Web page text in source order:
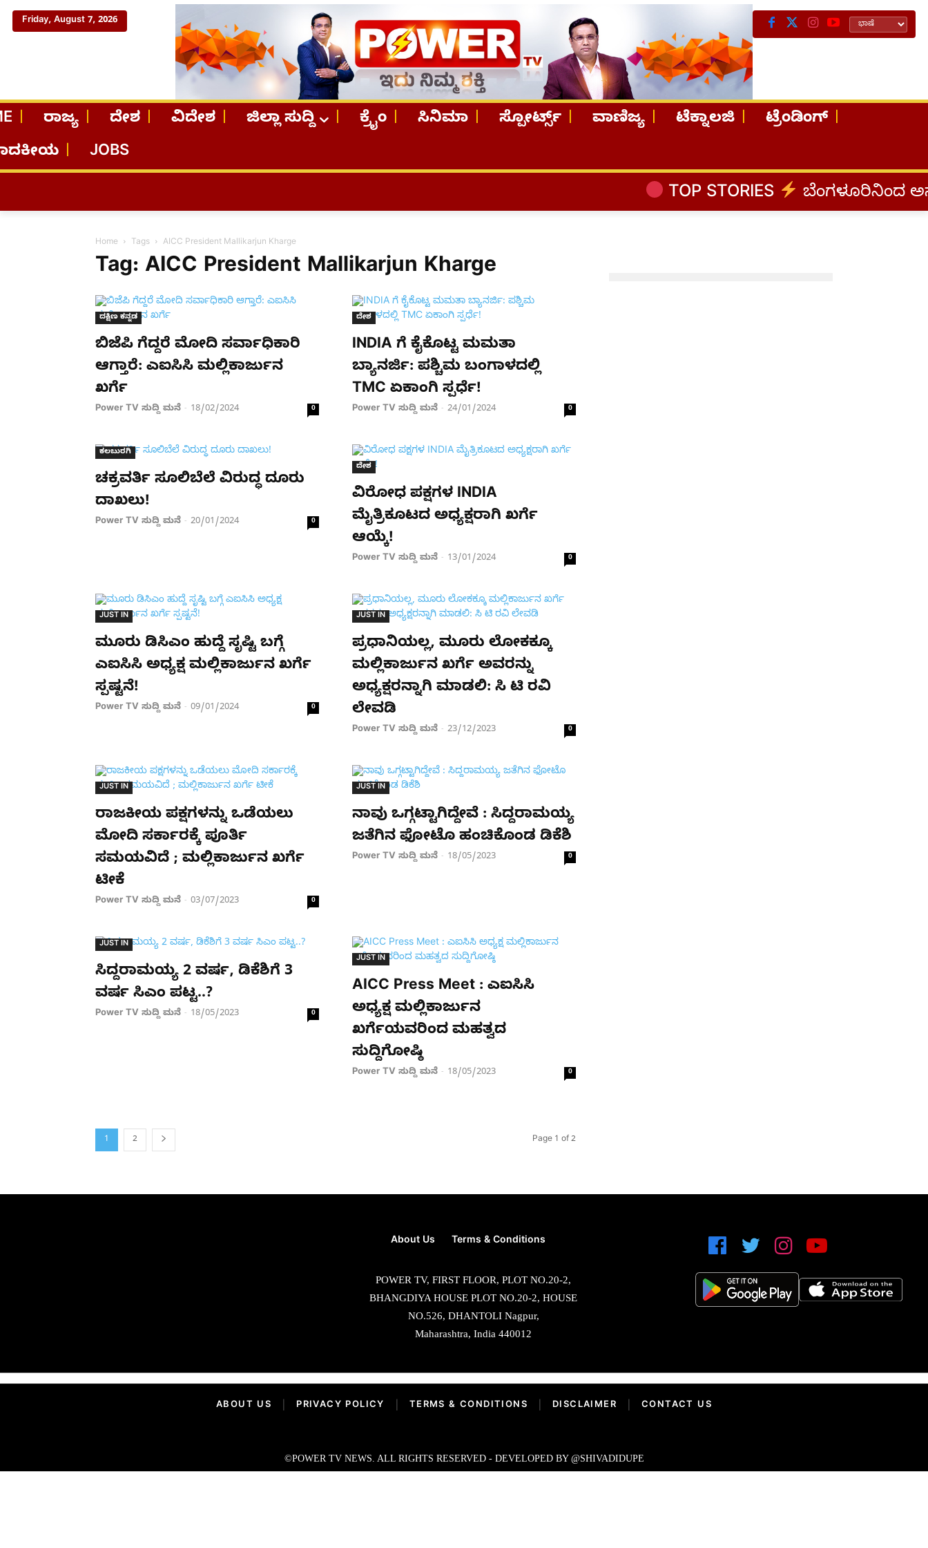
Friday, August 7, 2026
ರಾಜ್ಯ ದೇಶ ವಿದೇಶ ಜಿಲ್ಲಾ ಸುದ್ದಿ ಕ್ರೈಂ ಸಿನಿಮಾ ಸ್ಪೋರ್ಟ್ಸ್ ವಾಣಿಜ್ಯ ಟೆಕ್ನಾಲಜಿ
ಟ್ರೆಂಡಿಂಗ್
JOBS
TOP STORIES ಬೆಂಗಳೂರಿನಿಂದ ಅಸ್ಸಾಂ
Home Tags AICC President Mallikarjun Kharge
Tag: AICC President Mallikarjun Kharge
ದಕ್ಷಿಣ ಕನ್ನಡ
ಬಿಜೆಪಿ ಗೆದ್ದರೆ ಮೋದಿ ಸರ್ವಾಧಿಕಾರಿ
ಆಗ್ತಾರೆ: ಎಐಸಿಸಿ ಮಲ್ಲಿಕಾರ್ಜುನ
ಖರ್ಗೆ
Power TV ಸುದ್ದಿ ಮನೆ - 18/02/2024 0
ದೇಶ
INDIA ಗೆ ಕೈಕೊಟ್ಟ ಮಮತಾ
ಬ್ಯಾನರ್ಜಿ: ಪಶ್ಚಿಮ ಬಂಗಾಳದಲ್ಲಿ
TMC ಏಕಾಂಗಿ ಸ್ಪರ್ಧೆ!
Power TV ಸುದ್ದಿ ಮನೆ - 24/01/2024 0
ಕಲಬುರಗಿ
ಚಕ್ರವರ್ತಿ ಸೂಲಿಬೆಲೆ ವಿರುದ್ಧ ದೂರು
ದಾಖಲು!
Power TV ಸುದ್ದಿ ಮನೆ - 20/01/2024 0
ದೇಶ
ವಿರೋಧ ಪಕ್ಷಗಳ INDIA
ಮೈತ್ರಿಕೂಟದ ಅಧ್ಯಕ್ಷರಾಗಿ ಖರ್ಗೆ
ಆಯ್ಕೆ!
Power TV ಸುದ್ದಿ ಮನೆ - 13/01/2024 0
JUST IN
ಮೂರು ಡಿಸಿಎಂ ಹುದ್ದೆ ಸೃಷ್ಟಿ ಬಗ್ಗೆ
ಎಐಸಿಸಿ ಅಧ್ಯಕ್ಷ ಮಲ್ಲಿಕಾರ್ಜುನ ಖರ್ಗೆ
ಸ್ಪಷ್ಟನೆ!
Power TV ಸುದ್ದಿ ಮನೆ - 09/01/2024 0
JUST IN
ಪ್ರಧಾನಿಯಲ್ಲ, ಮೂರು ಲೋಕಕ್ಕೂ
ಮಲ್ಲಿಕಾರ್ಜುನ ಖರ್ಗೆ ಅವರನ್ನು
ಅಧ್ಯಕ್ಷರನ್ನಾಗಿ ಮಾಡಲಿ: ಸಿ ಟಿ ರವಿ
ಲೇವಡಿ
Power TV ಸುದ್ದಿ ಮನೆ - 23/12/2023 0
JUST IN
ರಾಜಕೀಯ ಪಕ್ಷಗಳನ್ನು ಒಡೆಯಲು
ಮೋದಿ ಸರ್ಕಾರಕ್ಕೆ ಪೂರ್ತಿ
ಸಮಯವಿದೆ ; ಮಲ್ಲಿಕಾರ್ಜುನ ಖರ್ಗೆ
ಟೀಕೆ
Power TV ಸುದ್ದಿ ಮನೆ - 03/07/2023 0
JUST IN
ನಾವು ಒಗ್ಗಟ್ಟಾಗಿದ್ದೇವೆ : ಸಿದ್ದರಾಮಯ್ಯ
ಜತೆಗಿನ ಫೋಟೊ ಹಂಚಿಕೊಂಡ ಡಿಕೆಶಿ
Power TV ಸುದ್ದಿ ಮನೆ - 18/05/2023 0
JUST IN
ಸಿದ್ದರಾಮಯ್ಯ 2 ವರ್ಷ, ಡಿಕೆಶಿಗೆ 3
ವರ್ಷ ಸಿಎಂ ಪಟ್ಟ..?
Power TV ಸುದ್ದಿ ಮನೆ - 18/05/2023 0
JUST IN
AICC Press Meet : ಎಐಸಿಸಿ
ಅಧ್ಯಕ್ಷ ಮಲ್ಲಿಕಾರ್ಜುನ
ಖರ್ಗೆಯವರಿಂದ ಮಹತ್ವದ
ಸುದ್ದಿಗೋಷ್ಠಿ
Power TV ಸುದ್ದಿ ಮನೆ - 18/05/2023 0
1 2 Page 1 of 2
About Us Terms & Conditions
POWER TV, FIRST FLOOR, PLOT NO.20-2,
BHANGDIYA HOUSE PLOT NO.20-2, HOUSE
NO.526, DHANTOLI Nagpur,
Maharashtra, India 440012
ABOUT US PRIVACY POLICY TERMS & CONDITIONS DISCLAIMER CONTACT US
©POWER TV NEWS. ALL RIGHTS RESERVED - DEVELOPED BY @SHIVADIDUPE